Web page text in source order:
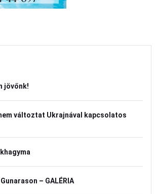
jövőnk!
változtat Ukrajnával kapcsolatos
– GALÉRIA